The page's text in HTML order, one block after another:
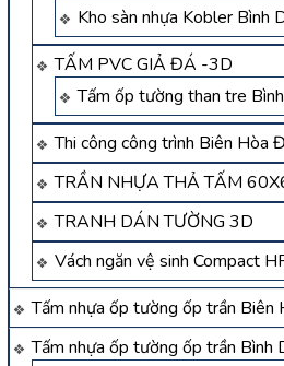
Kho sàn nhựa Kobler Bình
TẤM PVC GIẢ ĐÁ -3D
Tấm ốp tường than tre
Thi công công trình Biên Hòa
TRẦN NHỰA THẢ TẤM
TRANH DÁN TƯỜNG 3D
Vách ngăn vệ sinh Compact
Tấm nhựa ốp tường ốp trần Biên
Tấm nhựa ốp tường ốp trần Bình